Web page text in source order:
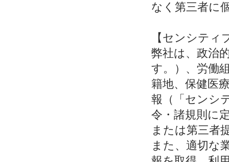
なく第三者に
【センシティ
弊社は、政治
す。）、労働
籍地、保健医
報（「センシ
令・諸規則に
または第三者
また、適切な